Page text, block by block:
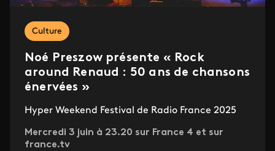
Culture
Noé Preszow présente « Rock
around Renaud : 50 ans de chansons
énervées »
Hyper Weekend Festival de Radio France 2025
Mercredi 3 juin à 23.20 sur France 4 et sur
france.tv